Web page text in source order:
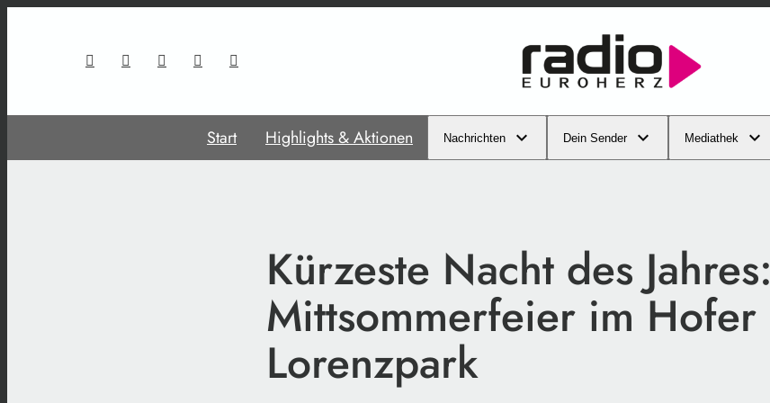
Start Highlights & Aktionen Nachrichten Dein Sender Mediathek
Kürzeste Nacht des Jahres:
Mittsommerfeier im Hofer
Lorenzpark